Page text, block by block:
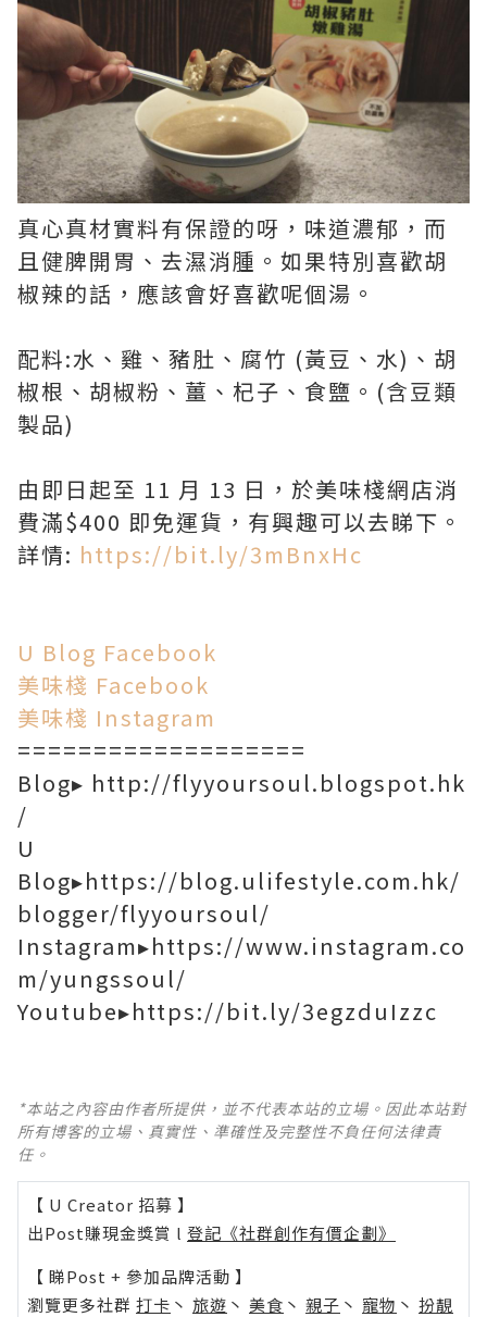
真心真材實料有保證的呀，味道濃郁，而
且健脾開胃、去濕消腫。如果特別喜歡胡
椒辣的話，應該會好喜歡呢個湯。
配料:水、雞、豬肚、腐竹 (黃豆、水)、胡
椒根、胡椒粉、薑、杞子、食鹽。(含豆類
製品)
由即日起至 11 月 13 日，於美味棧網店消
費滿$400 即免運貨，有興趣可以去睇下。
詳情: https://bit.ly/3mBnxHc
U Blog Facebook
美味棧 Facebook
美味棧 Instagram
===================
Blog▸ http://flyyoursoul.blogspot.hk
/
U
Blog▸https://blog.ulifestyle.com.hk/
blogger/flyyoursoul/
Instagram▸https://www.instagram.co
m/yungssoul/
Youtube▸https://bit.ly/3egzduIzzc
*本站之內容由作者所提供，並不代表本站的立場。因此本站對
所有博客的立場、真實性、準確性及完整性不負任何法律責
任。
【 U Creator 招募 】
出Post賺現金獎賞 l 登記《社群創作有價企劃》
【 睇Post + 參加品牌活動 】
瀏覽更多社群 打卡 丶 旅遊 丶 美食 丶 親子 丶 寵物 丶 扮靚